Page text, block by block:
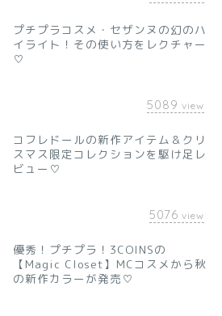
プチプラコスメ・セザンヌの幻のハ
イライト！その使い方をレクチャー
♡
5089 view
コフレドールの新作アイテム＆クリ
スマス限定コレクションを駆け足レ
ビュー♡
5076 view
優秀！プチプラ！3COINSの
【Magic Closet】MCコスメから秋
の新作カラーが発売♡